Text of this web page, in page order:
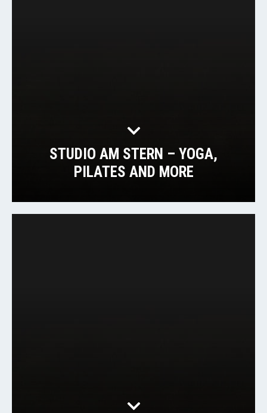
STUDIO AM STERN – YOGA,
PILATES AND MORE